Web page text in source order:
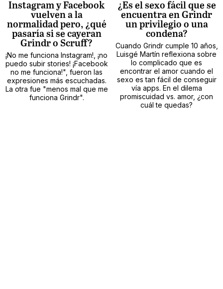
Instagram y Facebook
vuelven a la
normalidad pero, ¿qué
pasaría si se cayeran
Grindr o Scruff?
¡No me funciona Instagram!, ¡no
puedo subir stories! ¡Facebook
no me funciona!", fueron las
expresiones más escuchadas.
La otra fue "menos mal que me
funciona Grindr".
¿Es el sexo fácil que se
encuentra en Grindr
un privilegio o una
condena?
Cuando Grindr cumple 10 años,
Luisgé Martín reflexiona sobre
lo complicado que es
encontrar el amor cuando el
sexo es tan fácil de conseguir
vía apps. En el dilema
promiscuidad vs. amor, ¿con
cuál te quedas?